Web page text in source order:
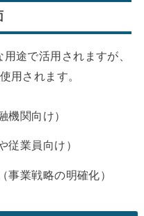
途で活用されますが、
用されます。
機関向け）
従業員向け）
事業戦略の明確化）